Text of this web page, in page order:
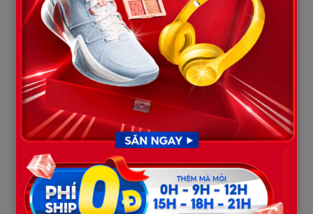
Bố biết con từng có lúc cảm thấy mệt mỏi vì phải chăm sóc một
ông già chỉ biết dựa vào con cái. Bố cũng biết nhiều người đã nói
không hay về bố, còn con chỉ lặng lẽ chịu đựng.
Thực ra, bố chưa bao giờ nghèo như mọi người vẫn nghĩ.
Sau khi nghỉ hưu, bố bán một phần tài sản của gia đình và đầu tư
vào mảnh đất bố được bạn bè giới thiệu. Nhiều năm sau, giá trị
của nó tăng lên rất lớn.
Không phải bố keo kiệt hay không thương các con.
Bố chỉ muốn các con xây dựng cuộc sống bằng chính sức lao
động của mình. Tiền bạc có thể giúp người ta sung túc, nhưng